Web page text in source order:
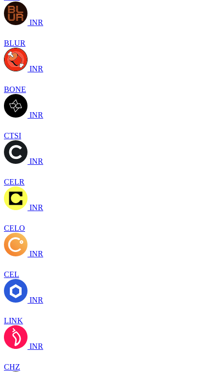
INR
BLUR
INR
BONE
INR
CTSI
INR
CELR
INR
CELO
INR
CEL
INR
LINK
INR
CHZ